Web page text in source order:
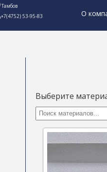
Тамбов
+7(4752) 53-95-83
О
Выберите